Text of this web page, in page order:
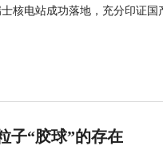
核电站成功落地，充分印证
子“胶球”的存在